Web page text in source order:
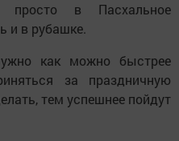
просто в Пасхальное
и в рубашке.
как можно быстрее
за праздничную
тем успешнее пойдут